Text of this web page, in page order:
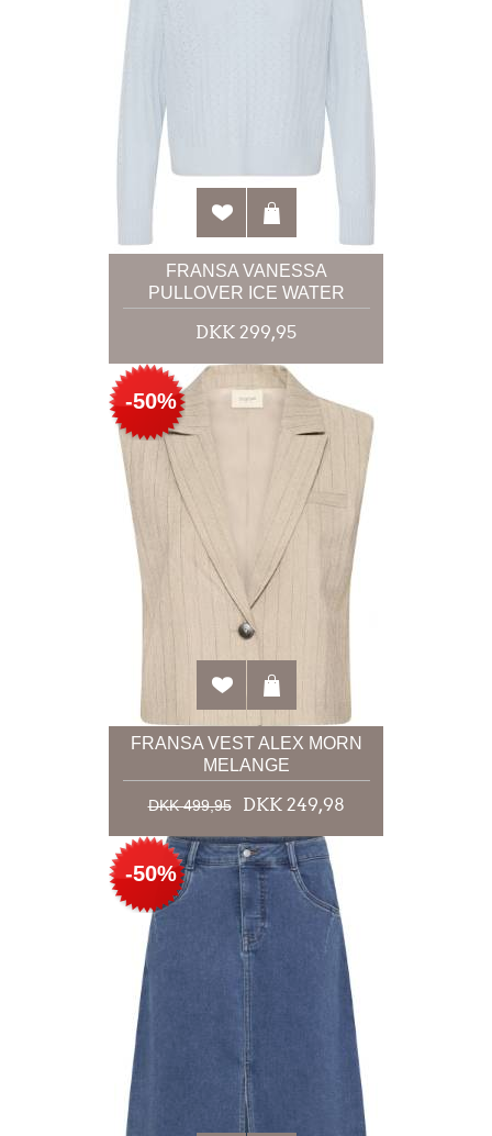
FRANSA VANESSA
PULLOVER ICE WATER
DKK 299,95
-50%
FRANSA VEST ALEX MORN
MELANGE
DKK 499,95 DKK 249,98
-50%